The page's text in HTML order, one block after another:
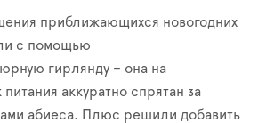
приближающихся новогодних
с помощью
гирлянду – она на
аккуратно спрятан за
абиеса. Плюс решили добавить